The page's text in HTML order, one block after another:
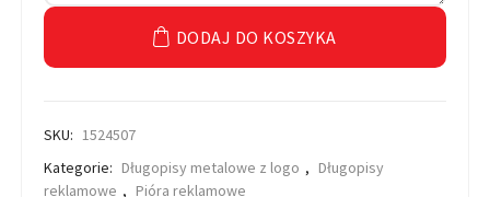
DODAJ DO KOSZYKA
SKU: 1524507
Kategorie: Długopisy metalowe z logo , Długopisy
reklamowe , Pióra reklamowe